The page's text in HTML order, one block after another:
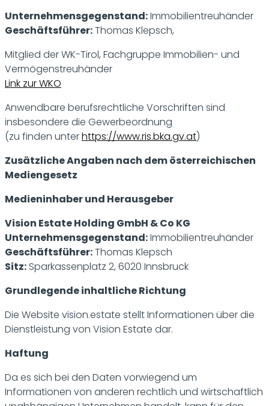
Unternehmensgegenstand:Immobilientreuhänder
Geschäftsführer:Thomas Klepsch,
Mitglied der WK-Tirol, Fachgruppe Immobilien- und
Vermögenstreuhänder
Link zur WKO
Anwendbare berufsrechtliche Vorschriften sind
insbesondere die Gewerbeordnung
(zu finden unterhttps://www.ris.bka.gv.at)
Zusätzliche Angaben nach dem österreichischen
Mediengesetz
Medieninhaber und Herausgeber
Vision Estate Holding GmbH & Co KG
Unternehmensgegenstand:Immobilientreuhänder
Geschäftsführer:Thomas Klepsch
Sitz: Sparkassenplatz 2, 6020 Innsbruck
Grundlegende inhaltliche Richtung
Die Website vision.estate stellt Informationen über die
Dienstleistung von Vision Estate dar.
Haftung
Da es sich bei den Daten vorwiegend um
Informationen von anderen rechtlich und wirtschaftlich